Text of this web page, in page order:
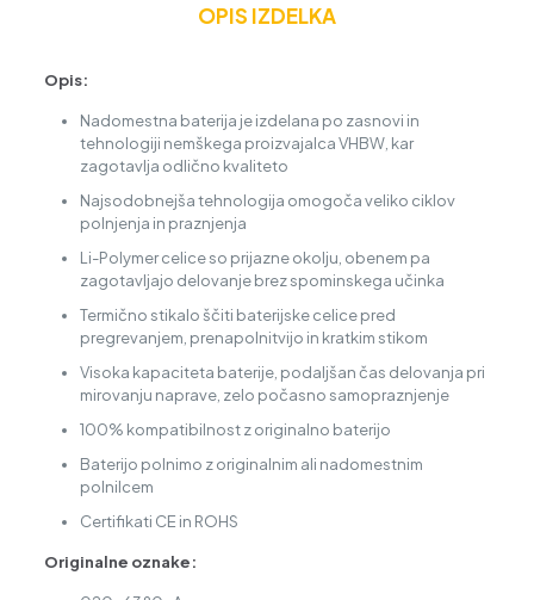
OPIS IZDELKA
Opis:
Nadomestna baterija je izdelana po zasnovi in
tehnologiji nemškega proizvajalca VHBW, kar
zagotavlja odlično kvaliteto
Najsodobnejša tehnologija omogoča veliko ciklov
polnjenja in praznjenja
Li-Polymer celice so prijazne okolju, obenem pa
zagotavljajo delovanje brez spominskega učinka
Termično stikalo ščiti baterijske celice pred
pregrevanjem, prenapolnitvijo in kratkim stikom
Visoka kapaciteta baterije, podaljšan čas delovanja pri
mirovanju naprave, zelo počasno samopraznjenje
100% kompatibilnost z originalno baterijo
Baterijo polnimo z originalnim ali nadomestnim
polnilcem
Certifikati CE in ROHS
Originalne oznake: